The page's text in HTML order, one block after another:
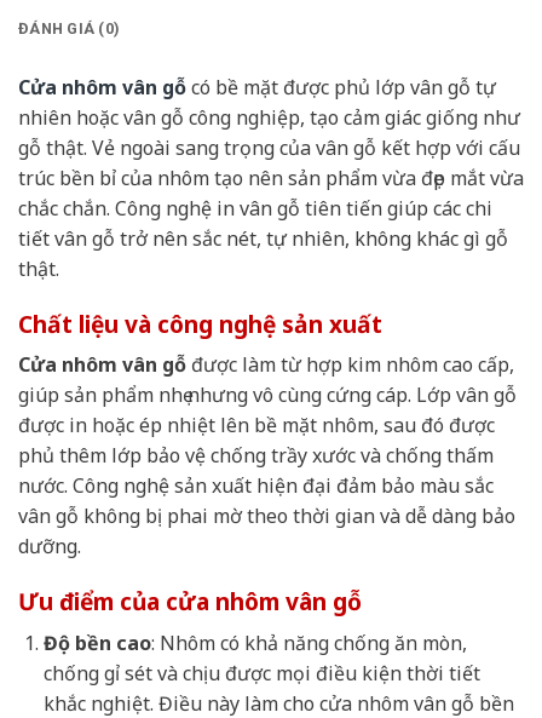
ĐÁNH GIÁ (0)
Cửa nhôm vân gỗcó bề mặt được phủ lớp vân gỗ tự
nhiên hoặc vân gỗ công nghiệp, tạo cảm giác giống như
gỗ thật. Vẻ ngoài sang trọng của vân gỗ kết hợp với cấu
trúc bền bỉ của nhôm tạo nên sản phẩm vừa đẹp mắt vừa
chắc chắn. Công nghệ in vân gỗ tiên tiến giúp các chi
tiết vân gỗ trở nên sắc nét, tự nhiên, không khác gì gỗ
thật.
Chất liệu và công nghệ sản xuất
Cửa nhôm vân gỗ được làm từ hợp kim nhôm cao cấp,
giúp sản phẩm nhẹ nhưng vô cùng cứng cáp. Lớp vân gỗ
được in hoặc ép nhiệt lên bề mặt nhôm, sau đó được
phủ thêm lớp bảo vệ chống trầy xước và chống thấm
nước. Công nghệ sản xuất hiện đại đảm bảo màu sắc
vân gỗ không bị phai mờ theo thời gian và dễ dàng bảo
dưỡng.
Ưu điểm của cửa nhôm vân gỗ
Độ bền cao: Nhôm có khả năng chống ăn mòn,
chống gỉ sét và chịu được mọi điều kiện thời tiết
khắc nghiệt. Điều này làm cho cửa nhôm vân gỗ bền